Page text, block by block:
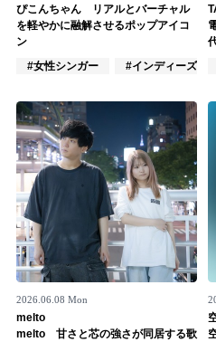
記事リクエスト
LINK
muevoクラウドファンディング
muevoコミュニティ
ぶいクラ！by muevo
ぶいコミュ！by muevo
ぶいマガ！ by muevo
ぴこんちゃん リアルとバーチャル
を軽やかに融解させるポップアイコ
ン
#女性シンガー
#インディーズ
2026.06.08 Mon
melto
melto 甘さと芯の強さが同居する歌